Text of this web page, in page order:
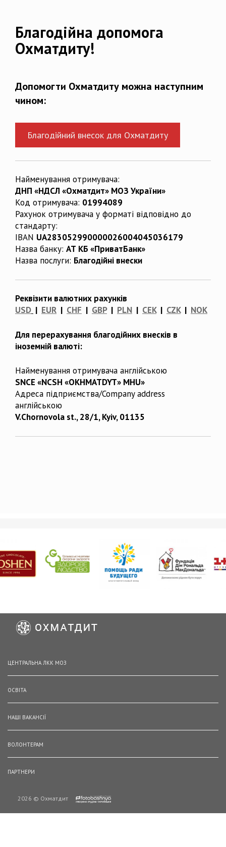
Благодійна допомога
Охматдиту!
Допомогти Охматдиту можна наступним
чином:
Благодійний внесок для Охматдиту
Найменування отримувача:
ДНП «НДСЛ «Охматдит» МОЗ України»
Код отримувача: 01994089
Рахунок отримувача у форматі відповідно до
стандарту:
IBAN UA283052990000026004045036179
Назва банку: АТ КБ «ПриватБанк»
Назва послуги: Благодійні внески
Реквізити валютних рахунків
USD | EUR | CHF | GBP| PLN | CEK| CZK| NOK
Для перерахування благодійних внесків в
іноземній валюті:
Найменування отримувача англійською
SNCE «NCSH «OKHMATDYT» MHU»
Адреса підприємства/Company address
англійською
V.Chornovola st., 28/1, Kyiv, 01135
ЦЕНТРАЛЬНА ЛКК МОЗ
ОСВІТА
НАШІ ВАКАНСІЇ
ВОЛОНТЕРАМ
ПАРТНЕРИ
2026 © Охматдит